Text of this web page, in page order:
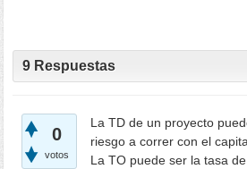
9 Respuestas
0
votos
La TD de un proyecto
riesgo a correr con el
La TO puede ser la tasa